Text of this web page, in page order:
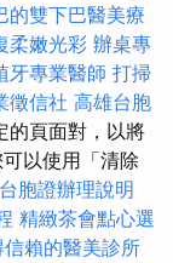
的雙下巴醫美療
柔嫩光彩 辦桌專
牙專業醫師 打掃
徵信社 高雄台胞
的頁面對，以將
以使用「清除
胞證辦理說明
精緻茶會點心選
賴的醫美診所